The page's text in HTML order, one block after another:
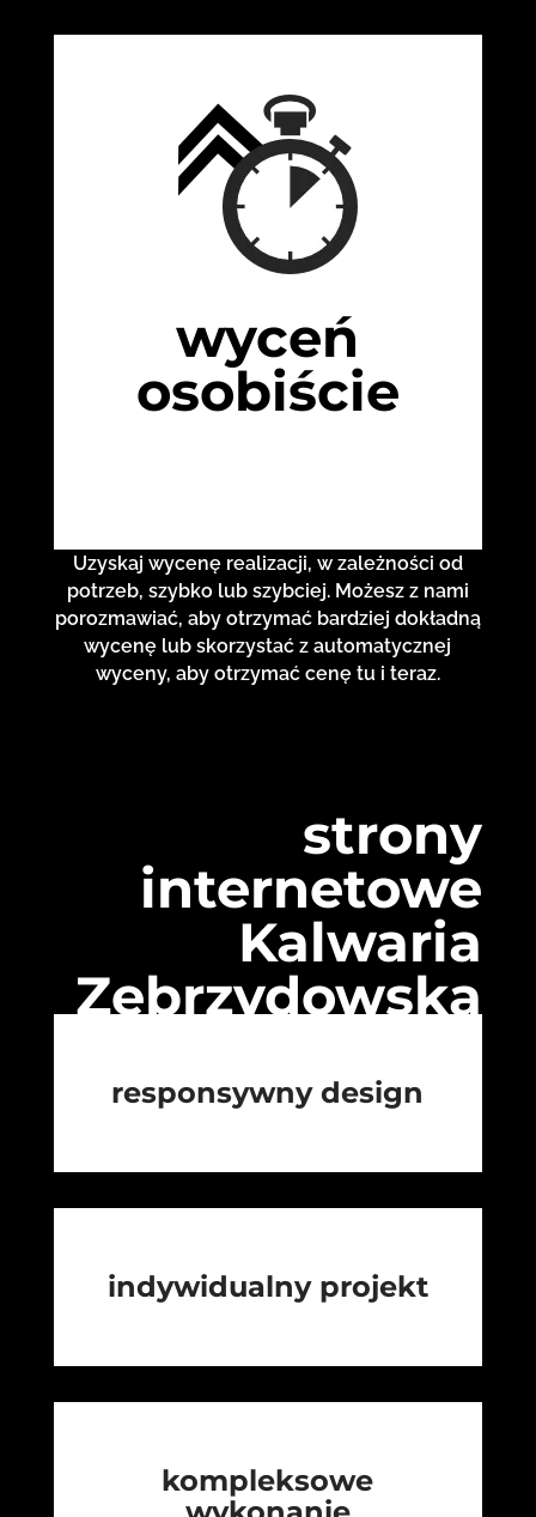
wyceń
osobiście
Uzyskaj wycenę realizacji, w zależności od
potrzeb, szybko lub szybciej. Możesz z nami
porozmawiać, aby otrzymać bardziej dokładną
wycenę lub skorzystać z automatycznej
wyceny, aby otrzymać cenę tu i teraz.
strony
internetowe
Kalwaria
Zebrzydowska
responsywny design
indywidualny projekt
kompleksowe